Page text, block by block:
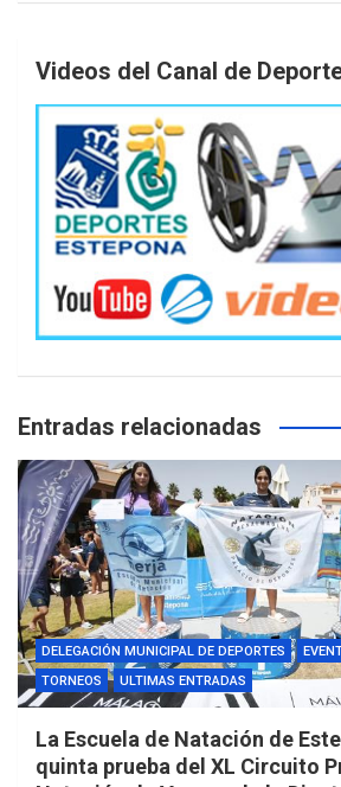
Videos del Canal de
Entradas relacionadas
DELEGACIÓN MUNICIPAL DE DEPORTES
TORNEOS
ULTIMAS ENTRADAS
La Escuela de Natación de
quinta prueba del XL Circuito